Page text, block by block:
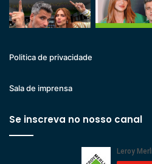
Politica de privacidade
Sala de imprensa
Se inscreva no nosso canal